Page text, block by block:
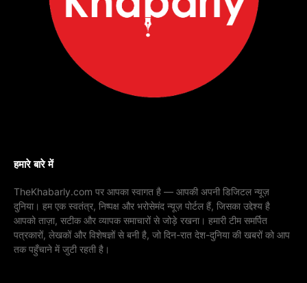
हमारे बारे में
TheKhabarly.com पर आपका स्वागत है — आपकी अपनी डिजिटल न्यूज़
दुनिया। हम एक स्वतंत्र, निष्पक्ष और भरोसेमंद न्यूज़ पोर्टल हैं, जिसका उद्देश्य है
आपको ताज़ा, सटीक और व्यापक समाचारों से जोड़े रखना। हमारी टीम समर्पित
पत्रकारों, लेखकों और विशेषज्ञों से बनी है, जो दिन-रात देश-दुनिया की खबरों को आप
तक पहुँचाने में जुटी रहती है।